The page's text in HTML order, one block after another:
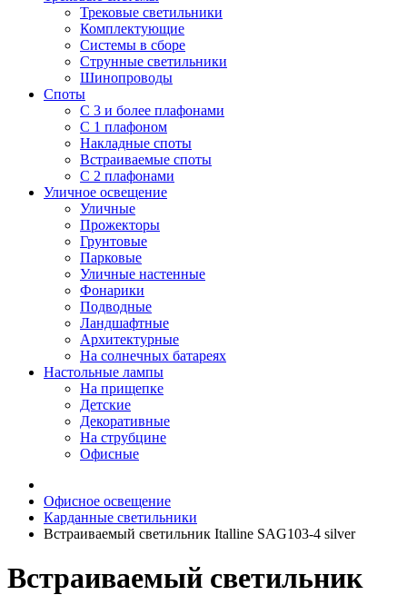
Трековые светильники
Комплектующие
Системы в сборе
Струнные светильники
Шинопроводы
Споты
С 3 и более плафонами
С 1 плафоном
Накладные споты
Встраиваемые споты
С 2 плафонами
Уличное освещение
Уличные
Прожекторы
Грунтовые
Парковые
Уличные настенные
Фонарики
Подводные
Ландшафтные
Архитектурные
На солнечных батареях
Настольные лампы
На прищепке
Детские
Декоративные
На струбцине
Офисные
Офисное освещение
Карданные светильники
Встраиваемый светильник Italline SAG103-4 silver
Встраиваемый светильник